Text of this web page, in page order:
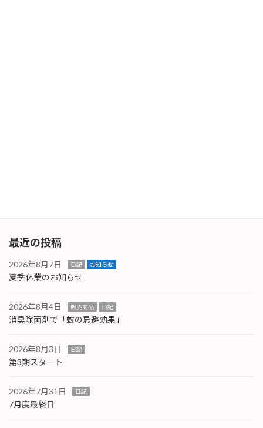
最近の投稿
2026年8月7日 日記 お知らせ
夏季休業のお知らせ
2026年8月4日 販売商品 日記
消臭除菌剤で「蚊の忌避効果」
2026年8月3日 日記
第3期スタート
2026年7月31日 日記
7月度最終日